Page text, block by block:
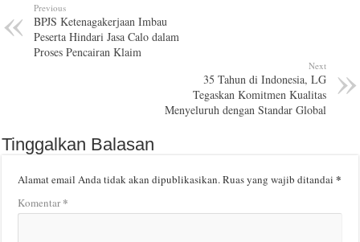
Previous
BPJS Ketenagakerjaan Imbau
Peserta Hindari Jasa Calo dalam
Proses Pencairan Klaim
Next
35 Tahun di Indonesia, LG
Tegaskan Komitmen Kualitas
Menyeluruh dengan Standar Global
Tinggalkan Balasan
Alamat email Anda tidak akan dipublikasikan.Ruas yang wajib ditandai*
Komentar*